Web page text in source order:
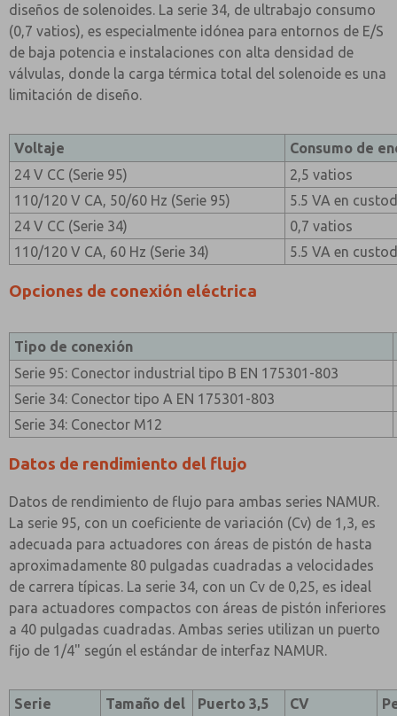
diseños de solenoides. La serie 34, de ultrabajo consumo
(0,7 vatios), es especialmente idónea para entornos de E/S
de baja potencia e instalaciones con alta densidad de
válvulas, donde la carga térmica total del solenoide es una
limitación de diseño.
Voltaje
Consumo de
24 V CC (Serie 95)
2,5 vatios
110/120 V CA, 50/60 Hz (Serie 95)
5.5 VA en
24 V CC (Serie 34)
0,7 vatios
110/120 V CA, 60 Hz (Serie 34)
5.5 VA en
Opciones de conexión eléctrica
Tipo de conexión
Serie 95: Conector industrial tipo B EN 175301-803
Serie 34: Conector tipo A EN 175301-803
Serie 34: Conector M12
Datos de rendimiento del flujo
Datos de rendimiento de flujo para ambas series NAMUR.
La serie 95, con un coeficiente de variación (Cv) de 1,3, es
adecuada para actuadores con áreas de pistón de hasta
aproximadamente 80 pulgadas cuadradas a velocidades
de carrera típicas. La serie 34, con un Cv de 0,25, es ideal
para actuadores compactos con áreas de pistón inferiores
a 40 pulgadas cuadradas. Ambas series utilizan un puerto
fijo de 1/4" según el estándar de interfaz NAMUR.
Serie
Tamaño del
Puerto 3,5
CV